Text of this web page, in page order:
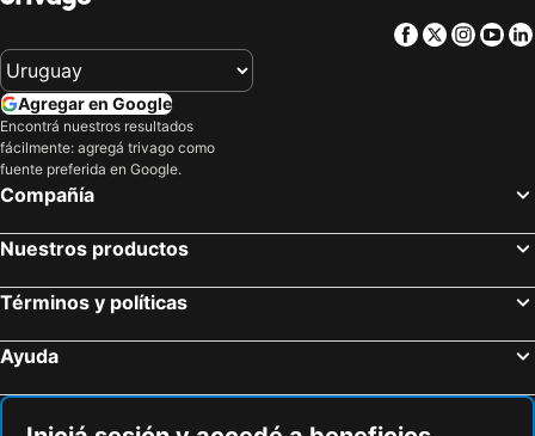
Facebook
Twitter
Agregar en Google
Encontrá nuestros resultados
fácilmente: agregá trivago como
fuente preferida en Google.
Compañía
Nuestros productos
Términos y políticas
Ayuda